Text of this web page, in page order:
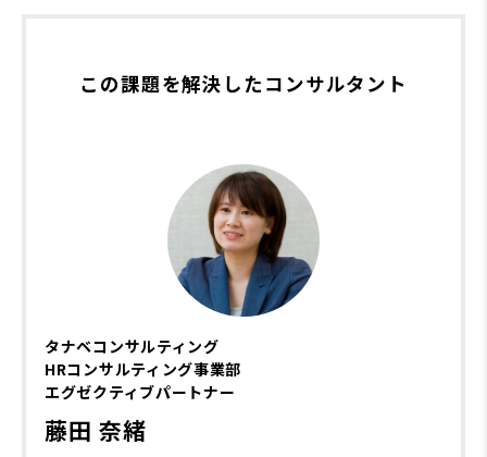
この課題を解決したコンサルタント
タナベコンサルティング
HRコンサルティング事業部
エグゼクティブパートナー
藤田 奈緒